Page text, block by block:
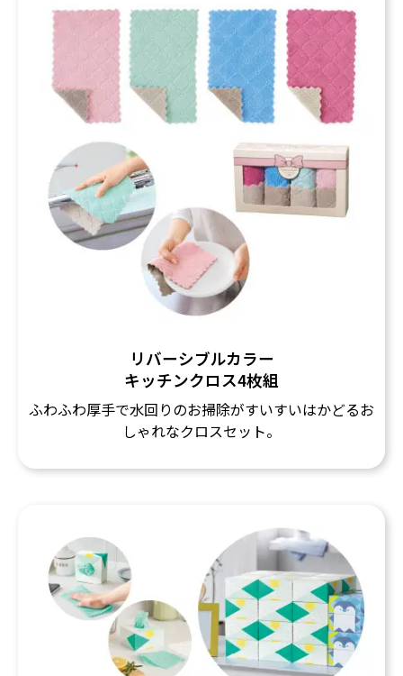
リバーシブルカラー
キッチンクロス4枚組
ふわふわ厚手で水回りのお掃除がすいすいはかどるお
しゃれなクロスセット。